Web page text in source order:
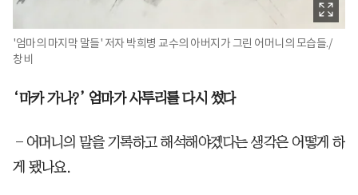
'엄마의 마지막 말들' 저자 박희병 교수의 아버지가 그린 어머니의 모습들./
창비
‘마카 가나?’ 엄마가 사투리를 다시 썼다
―어머니의 말을 기록하고 해석해야겠다는 생각은 어떻게 하
게 됐나요.